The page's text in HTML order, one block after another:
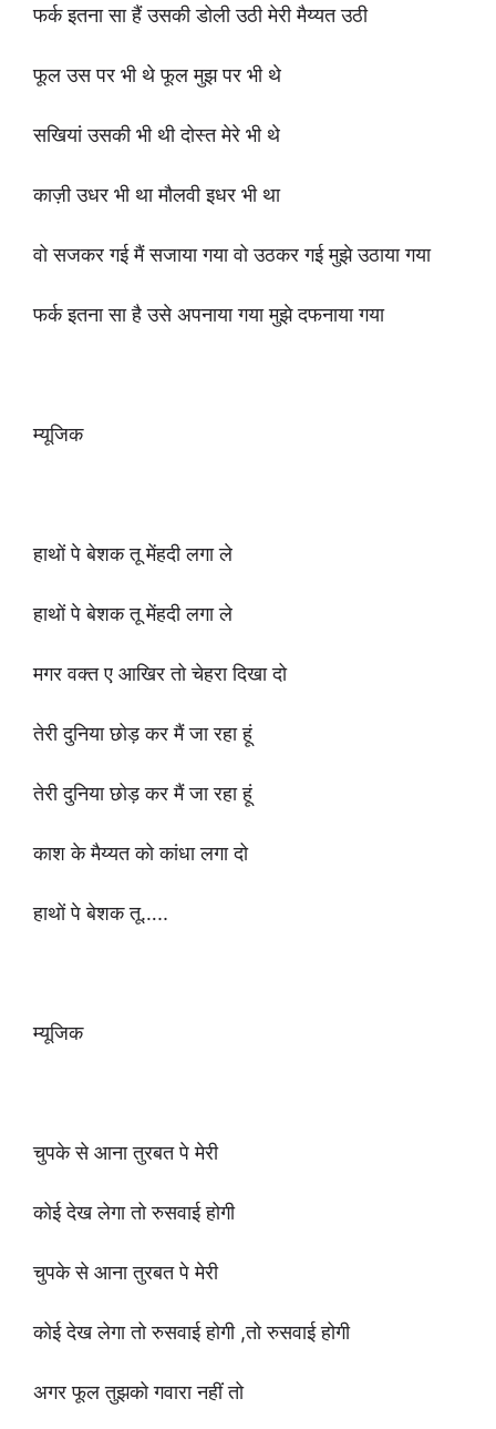
फर्क इतना सा हैं उसकी डोली उठी मेरी मैय्यत उठी
फूल उस पर भी थे फूल मुझ पर भी थे
सखियां उसकी भी थी दोस्त मेरे भी थे
काज़ी उधर भी था मौलवी इधर भी था
वो सजकर गई मैं सजाया गया वो उठकर गई मुझे उठाया गया
फर्क इतना सा है उसे अपनाया गया मुझे दफनाया गया
म्यूजिक
हाथों पे बेशक तू मेंहदी लगा ले
हाथों पे बेशक तू मेंहदी लगा ले
मगर वक्त ए आखिर तो चेहरा दिखा दो
तेरी दुनिया छोड़ कर मैं जा रहा हूं
तेरी दुनिया छोड़ कर मैं जा रहा हूं
काश के मैय्यत को कांधा लगा दो
हाथों पे बेशक तू…..
म्यूजिक
चुपके से आना तुरबत पे मेरी
कोई देख लेगा तो रुसवाई होगी
चुपके से आना तुरबत पे मेरी
कोई देख लेगा तो रुसवाई होगी ,तो रुसवाई होगी
अगर फूल तुझको गवारा नहीं तो